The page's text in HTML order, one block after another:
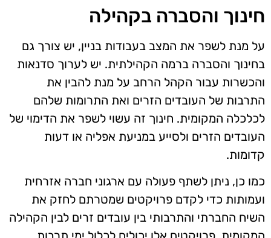
חינוך והסברה בקהילה
על מנת לשפר את המצב בעבודות בניין, יש צורך גם
בחינוך והסברה ברמה הקהילתית. יש לערוך סדנאות
והכשרות עבור הקהל הרחב על מנת להבין את
התרבות של העובדים הזרים ואת התרומות שלהם
לכלכלה המקומית. חינוך זה עשוי לשפר את הדימוי של
העובדים הזרים ולסייע במניעת אפליה או דעות
קדומות.
כמו כן, ניתן לשתף פעולה עם ארגוני חברה אזרחית
ועמותות כדי לקדם פרויקטים שמטרתם לחזק את
השיח החברתי והתרבותי בין עובדים זרים לבין הקהילה